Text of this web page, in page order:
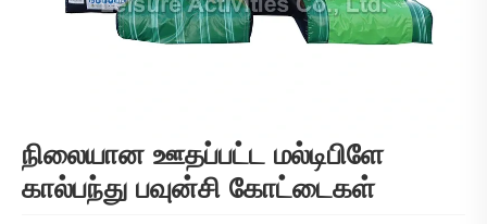
நிலையான ஊதப்பட்ட மல்டிபிளே
கால்பந்து பவுன்சி கோட்டைகள்